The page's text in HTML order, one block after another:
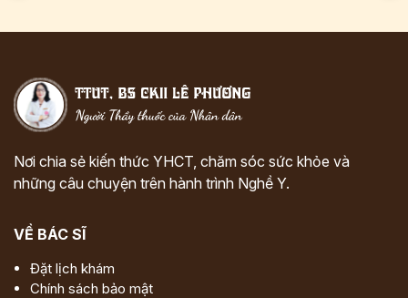
Nơi chia sẻ kiến thức YHCT, chăm sóc sức khỏe và
những câu chuyện trên hành trình Nghề Y.
VỀ BÁC SĨ
Đặt lịch khám
Chính sách bảo mật